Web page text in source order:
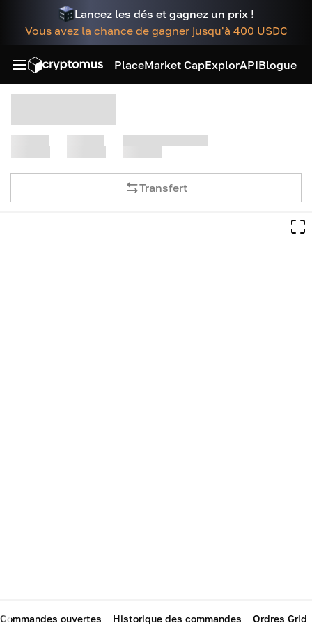
Lancez les dés et gagnez un prix !
Vous avez la chance de gagner jusqu'à 400 USDC
PlaceMarket CapExplorAPIBlogue
Transfert
Commandes ouvertes Historique des commandes Ordres Grid